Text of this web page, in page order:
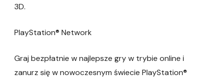
3D.
PlayStation® Network
Graj bezpłatnie w najlepsze gry w trybie online i
zanurz się w nowoczesnym świecie PlayStation®